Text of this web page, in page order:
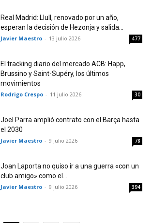
Real Madrid: Llull, renovado por un año,
esperan la decisión de Hezonja y salida...
Javier Maestro - 13 julio 2026 477
El tracking diario del mercado ACB: Happ,
Brussino y Saint-Supéry, los últimos
movimientos
Rodrigo Crespo - 11 julio 2026 30
Joel Parra amplió contrato con el Barça hasta
el 2030
Javier Maestro - 9 julio 2026 78
Joan Laporta no quiso ir a una guerra «con un
club amigo» como el...
Javier Maestro - 9 julio 2026 394